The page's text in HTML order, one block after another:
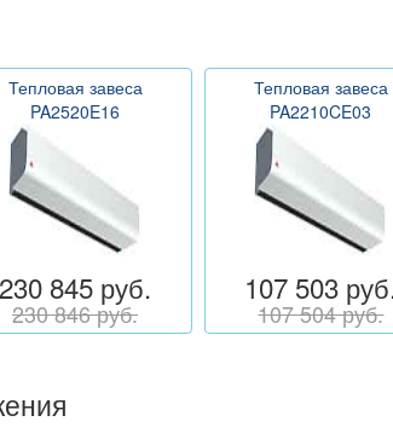
Тепловая завеса
PA2520E16
230 845 руб.
230 846 руб.
Тепловая завеса
PA2210CE03
107 503
107 504 руб.